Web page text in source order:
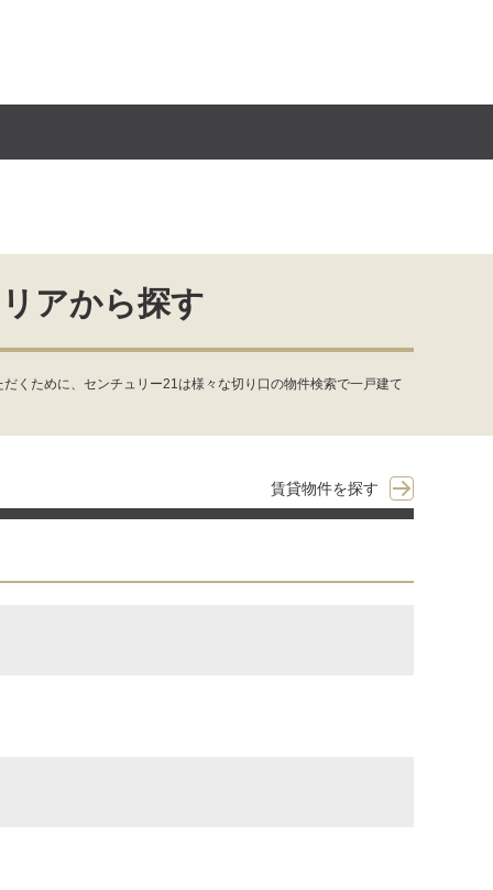
アから探す
くために、センチュリー21は様々な切り口の物件検索で一戸建て
賃貸物件を探す